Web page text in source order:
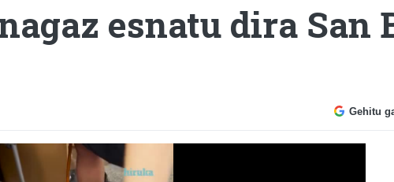
esnatu dira San
Gehitu